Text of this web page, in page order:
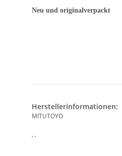
Neu und originalverpackt
Herstellerinformationen:
MITUTOYO
, ,